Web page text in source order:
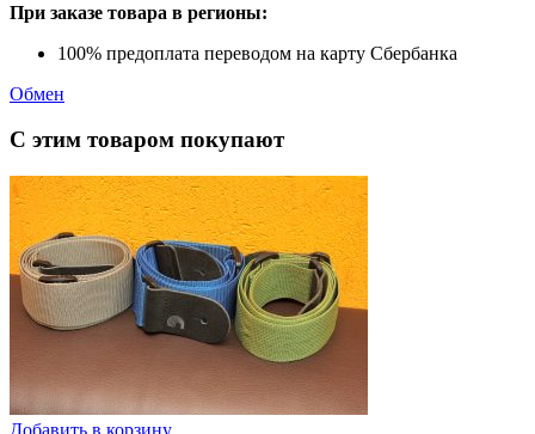
При заказе товара в регионы:
100% предоплата переводом на карту Сбербанка
Обмен
С этим товаром покупают